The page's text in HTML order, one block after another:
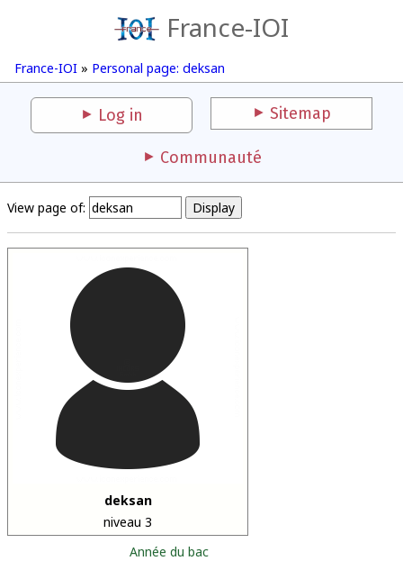
France-IOI
France-IOI » Personal page: deksan
Log in Sitemap
Communauté
View page of:
deksan
niveau 3
Année du bac